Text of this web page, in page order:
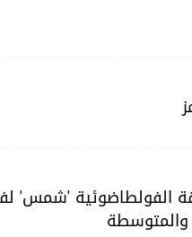
الفولطاضوئية 'شمس'